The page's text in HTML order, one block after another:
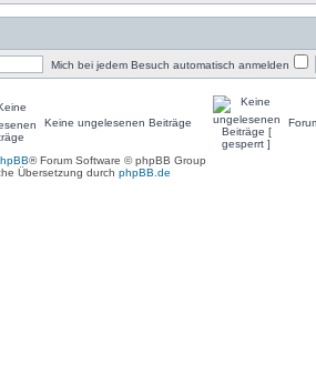
Mich bei jedem Besuch automatisch anmelden
Keine ungelesenen Beiträge
® Forum Software © phpBB Group
Übersetzung durch phpBB.de